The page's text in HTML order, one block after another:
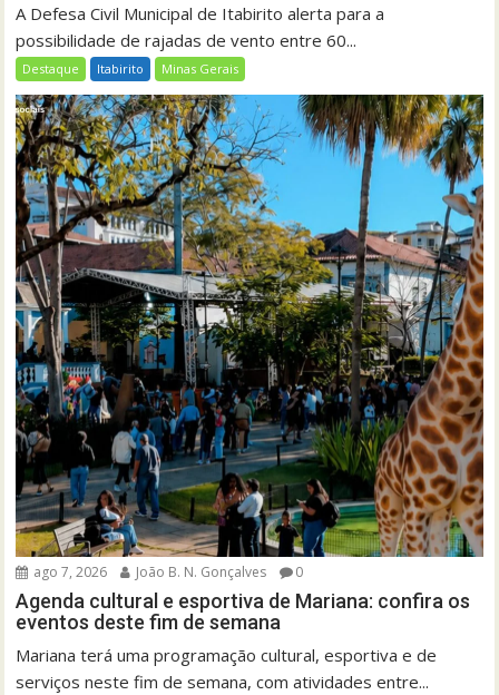
A Defesa Civil Municipal de Itabirito alerta para a
possibilidade de rajadas de vento entre 60...
Destaque Itabirito Minas Gerais
ago 7, 2026 João B. N. Gonçalves 0
Agenda cultural e esportiva de Mariana: confira os
eventos deste fim de semana
Mariana terá uma programação cultural, esportiva e de
serviços neste fim de semana, com atividades entre...